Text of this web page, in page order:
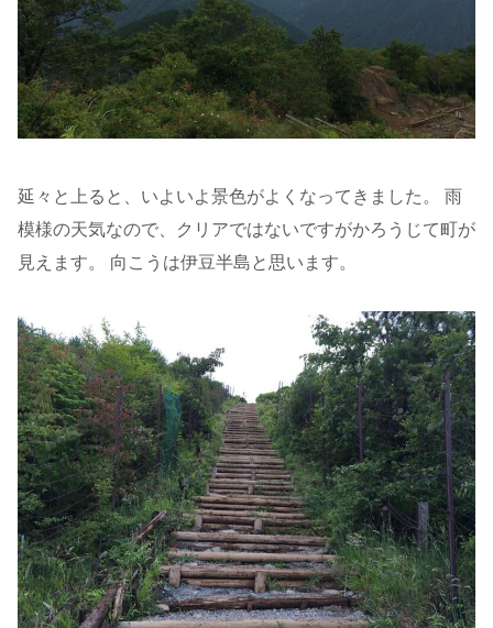
延々と上ると、いよいよ景色がよくなってきました。 雨
模様の天気なので、クリアではないですがかろうじて町が
見えます。 向こうは伊豆半島と思います。